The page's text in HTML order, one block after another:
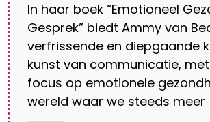
In haar boek “Emotioneel
Gesprek” biedt Ammy van
verfrissende en diepgaande
kunst van communicatie,
focus op emotionele
wereld waar we steeds meer